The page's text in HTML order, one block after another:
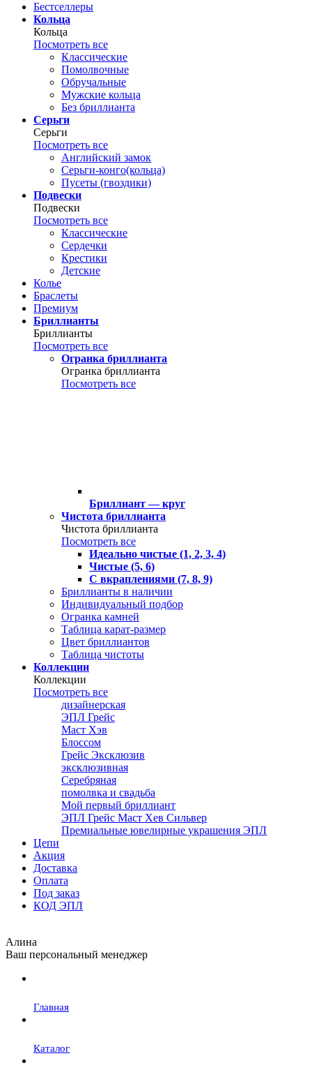
Бестселлеры
Кольца
Кольца
Посмотреть все
Классические
Помолвочные
Обручальные
Мужские кольца
Без бриллианта
Серьги
Серьги
Посмотреть все
Английский замок
Серьги-конго(кольца)
Пусеты (гвоздики)
Подвески
Подвески
Посмотреть все
Классические
Сердечки
Крестики
Детские
Колье
Браслеты
Премиум
Бриллианты
Бриллианты
Посмотреть все
Огранка бриллианта
Огранка бриллианта
Посмотреть все
Бриллиант — круг
Чистота бриллианта
Чистота бриллианта
Посмотреть все
Идеально чистые (1, 2, 3, 4)
Чистые (5, 6)
С вкраплениями (7, 8, 9)
Бриллианты в наличии
Индивидуальный подбор
Огранка камней
Таблица карат-размер
Цвет бриллиантов
Таблица чистоты
Коллекции
Коллекции
Посмотреть все
дизайнерская
ЭПЛ Грейс
Маст Хэв
Блоссом
Грейс Эксклюзив
эксклюзивная
Серебряная
помолвка и свадьба
Мой первый бриллиант
ЭПЛ Грейс Маст Хев Сильвер
Премиальные ювелирные украшения ЭПЛ
Цепи
Акция
Доставка
Оплата
Под заказ
КОД ЭПЛ
Алина
Ваш персональный менеджер
Главная
Каталог